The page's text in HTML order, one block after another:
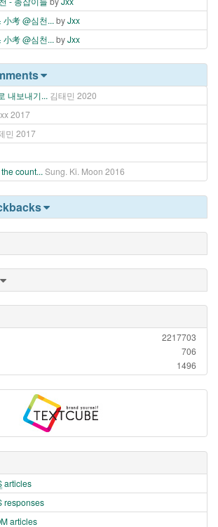
考 @심천... byJxx
考 @심천... byJxx
내보내기... 김태민 2020
2017
민 2017
count... Sung. Ki. Moon 2016
2217703
706
1496
articles
responses
articles